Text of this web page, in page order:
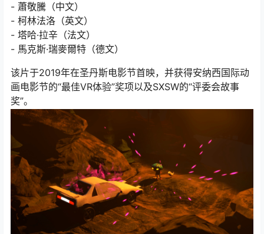
- 蕭敬騰（中文）
- 柯林法洛（英文）
- 塔哈·拉辛（法文）
- 馬克斯·瑞麥爾特（德文）
该片于2019年在圣丹斯电影节首映，并获得安纳西国际动
画电影节的“最佳VR体验”奖项以及SXSW的“评委会故事
奖”。